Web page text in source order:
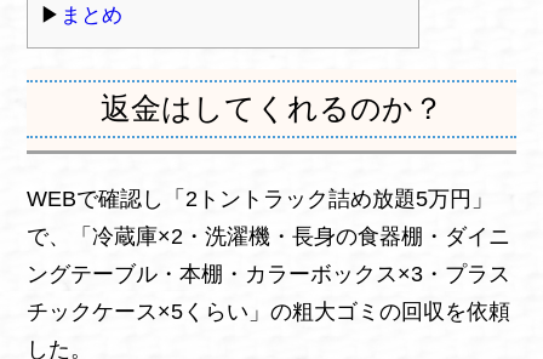
まとめ
返金はしてくれるのか？
WEBで確認し「2トントラック詰め放題5万円」
で、「冷蔵庫×2・洗濯機・長身の食器棚・ダイニ
ングテーブル・本棚・カラーボックス×3・プラス
チックケース×5くらい」の粗大ゴミの回収を依頼
した。